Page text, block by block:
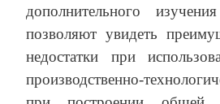
дополнительного
позволяют увидеть
недостатки при
производственно-